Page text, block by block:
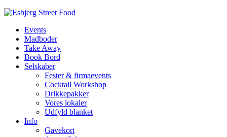
Events
Madboder
Take Away
Book Bord
Selskaber
Fester & firmaevents
Cocktail Workshop
Drikkepakker
Vores lokaler
Udfyld blanket
Info
Gavekort